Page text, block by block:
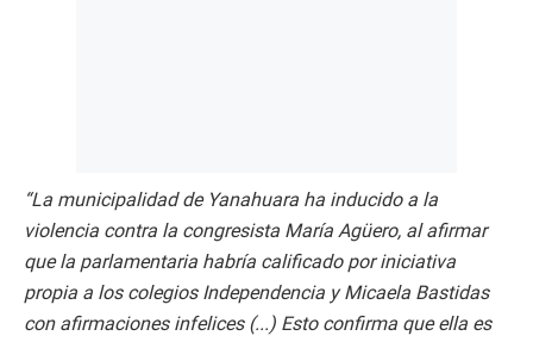
“La municipalidad de Yanahuara ha inducido a la
violencia contra la congresista María Agüero, al afirmar
que la parlamentaria habría calificado por iniciativa
propia a los colegios Independencia y Micaela Bastidas
con afirmaciones infelices (...) Esto confirma que ella es